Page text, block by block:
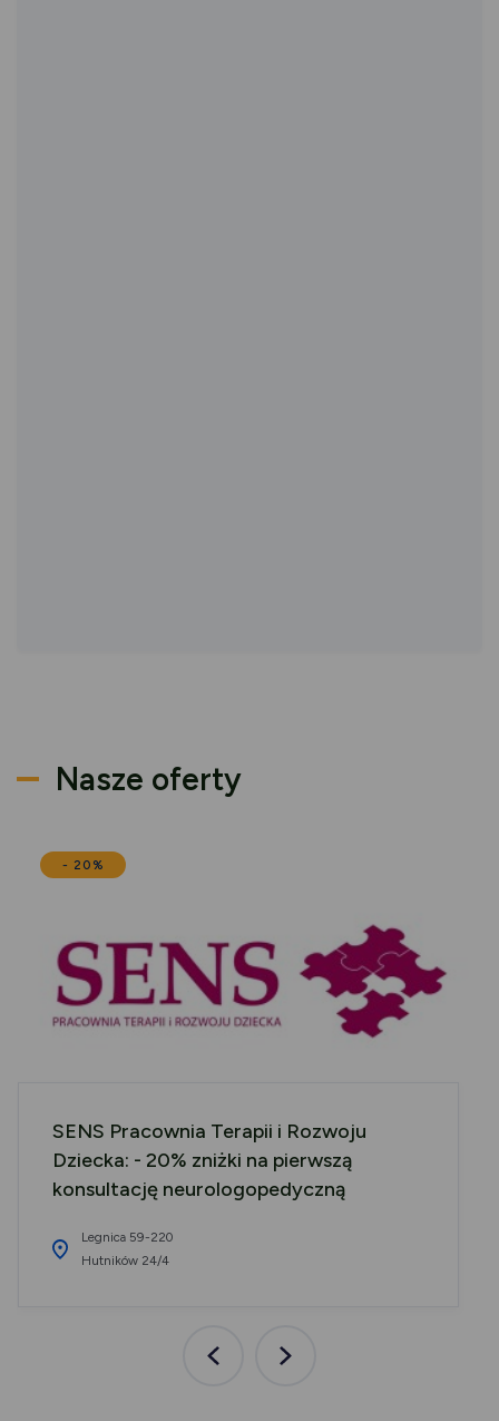
Nasze oferty
- 20%
SENS Pracownia Terapii i Rozwoju
Dziecka: - 20% zniżki na pierwszą
konsultację neurologopedyczną
Legnica 59-220
Hutników 24/4
PoprzedniaNastępna